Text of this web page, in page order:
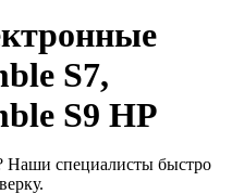
S7,
S9 HP
Наши специалисты быстро